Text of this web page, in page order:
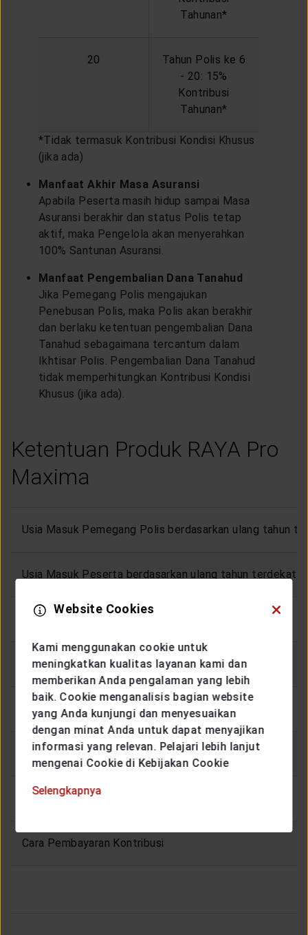
Tahunan*
20
Tahun Polis ke 6
- 20: 15%
Kontribusi
Tahunan*
*Tidak termasuk Kontribusi Kondisi Khusus
(jika ada)
Manfaat Akhir Masa Asuransi
Apabila Peserta masih hidup sampai Masa
Asuransi berakhir dan status Polis tetap
aktif, maka Pengelola akan menyerahkan
100% Santunan Asuransi.
Manfaat Pengembalian Dana Tanahud
Jika Pemegang Polis mengajukan
Penebusan Polis, maka Polis akan berakhir
dan berlaku ketentuan pengembalian Dana
Tanahud sebagaimana tercantum dalam
Ikhtisar Polis. Pengembalian Dana Tanahud
tidak memperhitungkan Kontribusi Kondisi
Khusus (jika ada).
Ketentuan Produk RAYA Pro
Maxima
Usia Masuk Pemegang Polis berdasarkan ulang tahun
Usia Masuk Peserta berdasarkan ulang tahun terdekat
Masa Asuransi
Masa Pembayaran Kontribusi
Kontribusi Minimum
Mata Uang Polis
Cara Pembayaran Kontribusi
Website Cookies
Kami menggunakan cookie untuk
meningkatkan kualitas layanan kami dan
memberikan Anda pengalaman yang lebih
baik. Cookie menganalisis bagian website
yang Anda kunjungi dan menyesuaikan
dengan minat Anda untuk dapat menyajikan
informasi yang relevan. Pelajari lebih lanjut
mengenai Cookie di Kebijakan Cookie
Selengkapnya